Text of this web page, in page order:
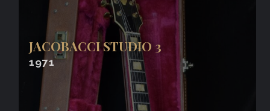
JACOBACCI STUDIO 3
1971